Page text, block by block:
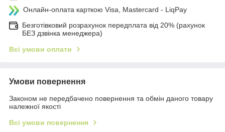
Онлайн-оплата карткою Visa, Mastercard - LiqPay
Безготівковий розрахунок передплата від 20% (рахунок
БЕЗ дзвінка менеджера)
Всі умови оплати
Умови повернення
Законом не передбачено повернення та обмін даного товару
належної якості
Всі умови повернення